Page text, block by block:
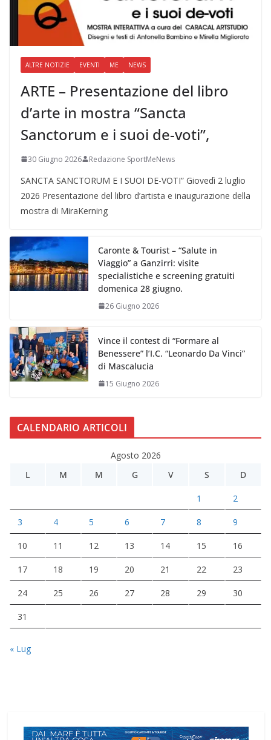
ALTRE NOTIZIE EVENTI ME NEWS
ARTE – Presentazione del libro
d’arte in mostra “Sancta
Sanctorum e i suoi de-voti”,
30 Giugno 2026 Redazione SportMeNews
SANCTA SANCTORUM E I SUOI DE-VOTI” Giovedì 2 luglio
2026 Presentazione del libro d’artista e inaugurazione della
mostra di MiraKerning
Caronte & Tourist – “Salute in
Viaggio” a Ganzirri: visite
specialistiche e screening gratuiti
domenica 28 giugno.
26 Giugno 2026
Vince il contest di “Formare al
Benessere” l’I.C. “Leonardo Da Vinci”
di Mascalucia
15 Giugno 2026
CALENDARIO ARTICOLI
Agosto 2026
L
M M G V S D
1 2
3 4 5 6 7 8 9
10 11 12 13 14 15 16
17 18 19 20 21 22 23
24 25 26 27 28 29 30
31
« Lug